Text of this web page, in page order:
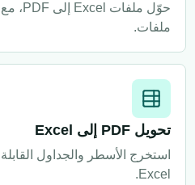
ملفات.
تحويل PDF إلى Excel
Excel.